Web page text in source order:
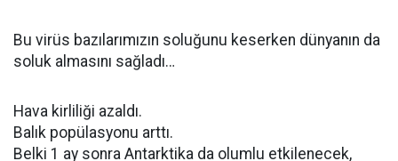
Bu virüs bazılarımızın soluğunu keserken dünyanın da
soluk almasını sağladı…
Hava kirliliği azaldı.
Balık popülasyonu arttı.
Belki 1 ay sonra Antarktika da olumlu etkilenecek,